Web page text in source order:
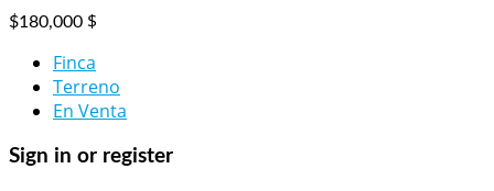
$180,000 $
Finca
Terreno
En Venta
Sign in or register